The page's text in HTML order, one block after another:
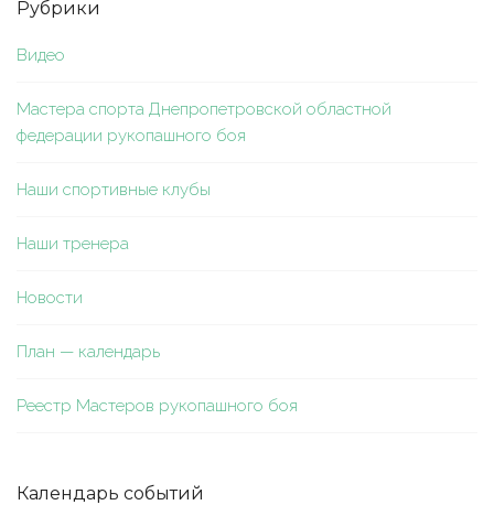
Рубрики
Видео
Мастера спорта Днепропетровской областной
федерации рукопашного боя
Наши спортивные клубы
Наши тренера
Новости
План — календарь
Реестр Мастеров рукопашного боя
Календарь событий